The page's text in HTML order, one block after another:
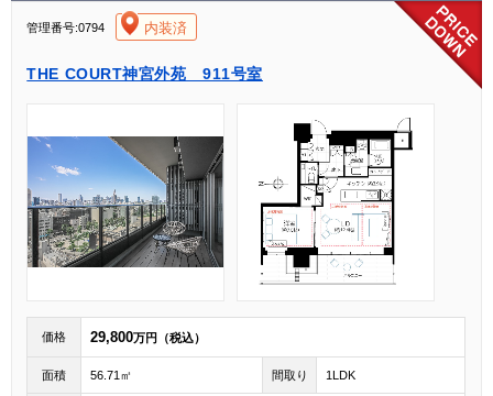
管理番号:0794 内装済
THE COURT神宮外苑 911号室
価格 29,800万円（税込）
面積 56.71㎡ 間取り 1LDK
[004]